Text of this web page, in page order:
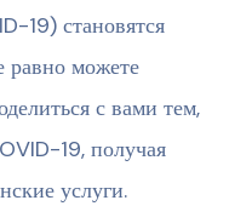
19) становятся
равно можете
с вами тем,
19, получая
услуги.